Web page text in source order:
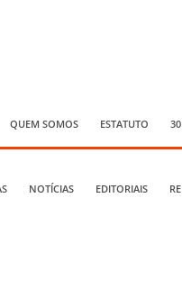
QUEM SOMOS ESTATUTO
NOTÍCIAS EDITORIAIS